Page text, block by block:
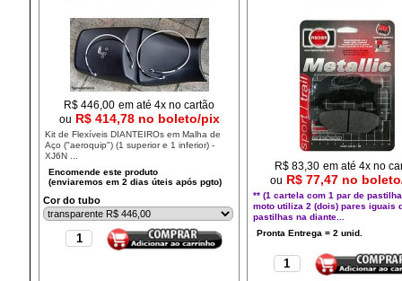
R$446,00 em até 4x no cartão
ou R$ 414,78 no boleto/pix
Kit de Flexíveis DIANTEIROs em Malha de
Aço ("aeroquip") (1 superior e 1 inferior) -
XJ6N ...
Cor do tubo
R$83,30 em até 4x no
ou R$ 77,47 no
** (1 cartela com 1 par de
moto utiliza 2 (dois) pares iguais
pastilhas na diante...